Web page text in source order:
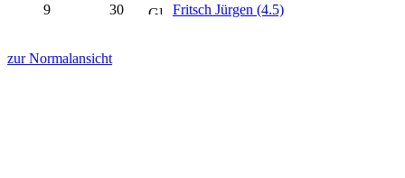
9
30 Fritsch Jürgen (4.5)
zur Normalansicht